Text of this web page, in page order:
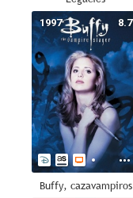
8.7
1997
Buffy, cazavampiros